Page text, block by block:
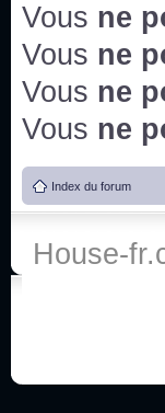
Vous ne
Vous ne
Vous ne
Vous ne
Index du forum
House-